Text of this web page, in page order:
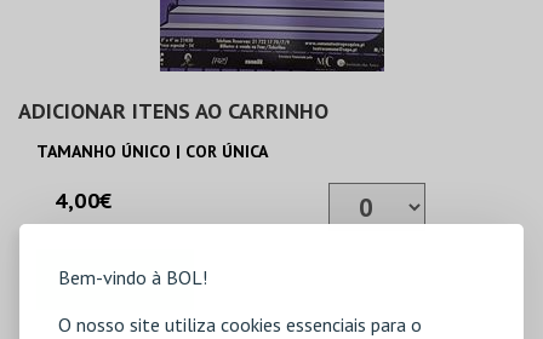
Bem-vindo à BOL!
O nosso site utiliza cookies essenciais para o
ADICIONAR ITENS AO CARRINHO
TAMANHO ÚNICO | COR ÚNICA
4,00€
ADICIONAR